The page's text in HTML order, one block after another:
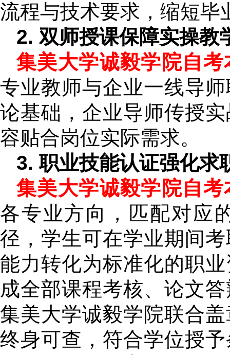
流程与技术要求，缩短毕
2. 双师授课保障实操教
集美大学诚毅学院自考
专业教师与企业一线导
论基础，企业导师传授
容贴合岗位实际需求。
3. 职业技能认证强化求
集美大学诚毅学院自考
各专业方向，匹配对应
径，学生可在学业期间
能力转化为标准化的职
成全部课程考核、论文
集美大学诚毅学院联合
终身可查，符合学位授